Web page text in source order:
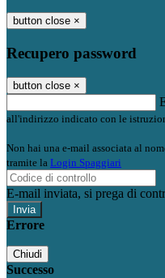
button close ×
Recupero password
button close ×
all'indirizzo indicato con le
Non hai una e-mail associata al
tramite la Login Spaggiari
E-mail inviata, si prega di
Errore
Chiudi
Successo